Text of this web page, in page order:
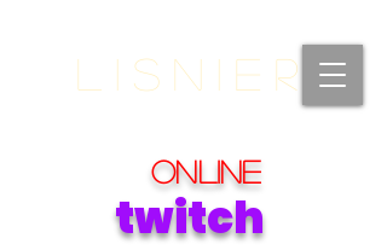
Lisnier
Online
twitch